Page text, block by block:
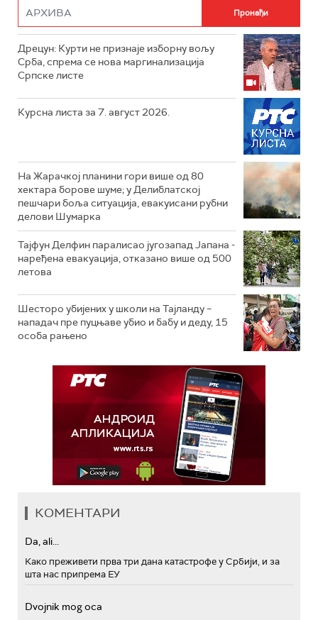
Дрецун: Курти не признаје изборну вољу
Срба, спрема се нова маргинализација
Српске листе
Курсна листа за 7. август 2026.
На Жарачкој планини гори више од 80
хектара борове шуме; у Делиблатској
пешчари боља ситуација, евакуисани рубни
делови Шумарка
Тајфун Делфин паралисао југозапад Јапана -
наређена евакуација, отказано више од 500
летова
Шесторо убијених у школи на Тајланду –
нападач пре пуцњаве убио и бабу и деду, 15
особа рањено
КОМЕНТАРИ
Da, ali...
Како преживети прва три дана катастрофе у Србији, и за
шта нас припрема ЕУ
Dvojnik mog oca